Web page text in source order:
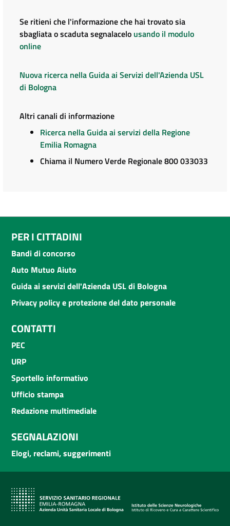
Se ritieni che l'informazione che hai trovato sia
sbagliata o scaduta segnalacelo usando il modulo
online
Nuova ricerca nella Guida ai Servizi dell'Azienda USL
di Bologna
Altri canali di informazione
Ricerca nella Guida ai servizi della Regione
Emilia Romagna
Chiama il Numero Verde Regionale 800 033033
PER I CITTADINI
Bandi di concorso
Auto Mutuo Aiuto
Guida ai servizi dell'Azienda USL di Bologna
Privacy policy e protezione del dato personale
CONTATTI
PEC
URP
Sportello informativo
Ufficio stampa
Redazione multimediale
SEGNALAZIONI
Elogi, reclami, suggerimenti